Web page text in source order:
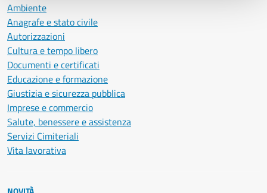
Ambiente
Anagrafe e stato civile
Autorizzazioni
Cultura e tempo libero
Documenti e certificati
Educazione e formazione
Giustizia e sicurezza pubblica
Imprese e commercio
Salute, benessere e assistenza
Servizi Cimiteriali
Vita lavorativa